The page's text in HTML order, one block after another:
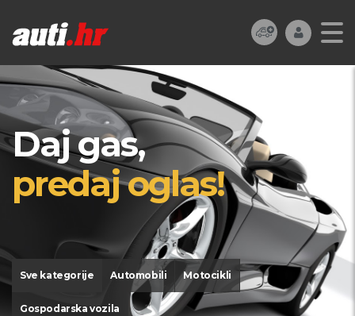
Daj gas,
predaj oglas!
Sve kategorije Automobili Motocikli
Gospodarska vozila